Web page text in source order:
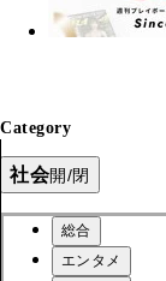
Category
社会開/閉
総合
エンタメ